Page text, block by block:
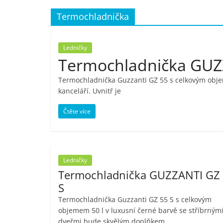
porovnání,
pračky,
televize,
notebooky,
telefony,
kávovary,
bazény
Termochladnička
Ledničky
Termochladnička
Termochladnička Guzzanti GZ 55 s celkovým
kanceláří. Uvnitř je
Čtěte více
Ledničky
Termochladnička GUZZANTI GZ
S
Termochladnička Guzzanti GZ 55 S s celkovým
objemem 50 l v luxusní černé barvě se stříbrnými